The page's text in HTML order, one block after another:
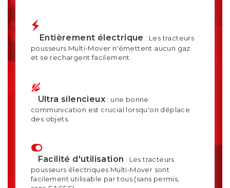
Entièrement électrique : Les tracteurs
pousseurs Multi-Mover n'émettent aucun gaz
et se rechargent facilement.
Ultra silencieux : une bonne
communication est crucial lorsqu'on déplace
des objets.
Facilité d'utilisation : Les tracteurs
pousseurs électriques Multi-Mover sont
facilement utilisable par tous (sans permis,